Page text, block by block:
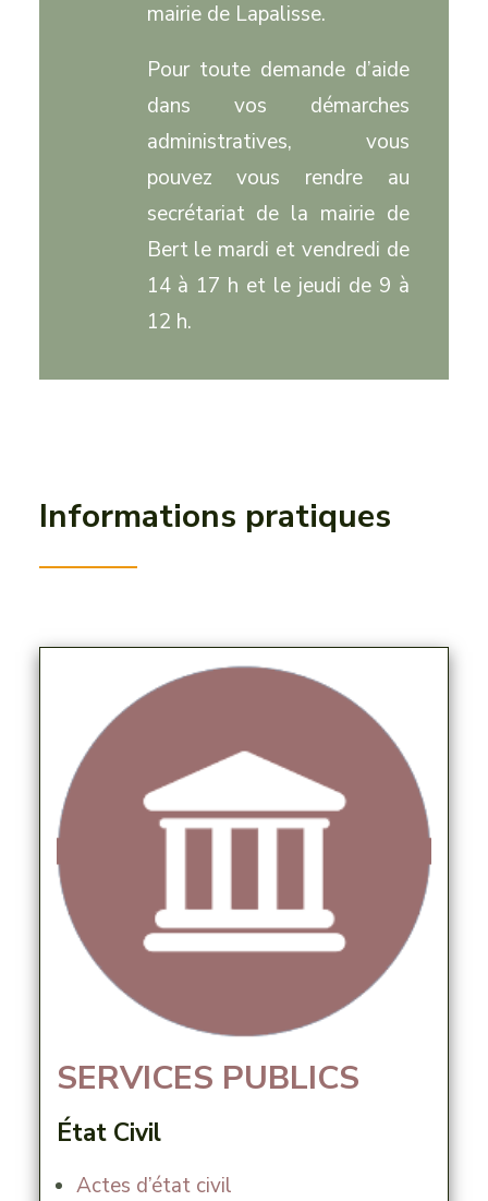
mairie de Lapalisse.
Pour toute demande d’aide
dans vos démarches
administratives, vous
pouvez vous rendre au
secrétariat de la mairie de
Bert le mardi et vendredi de
14 à 17 h et le jeudi de 9 à
12 h.
Informations pratiques
SERVICES PUBLICS
État Civil
Actes d’état civil